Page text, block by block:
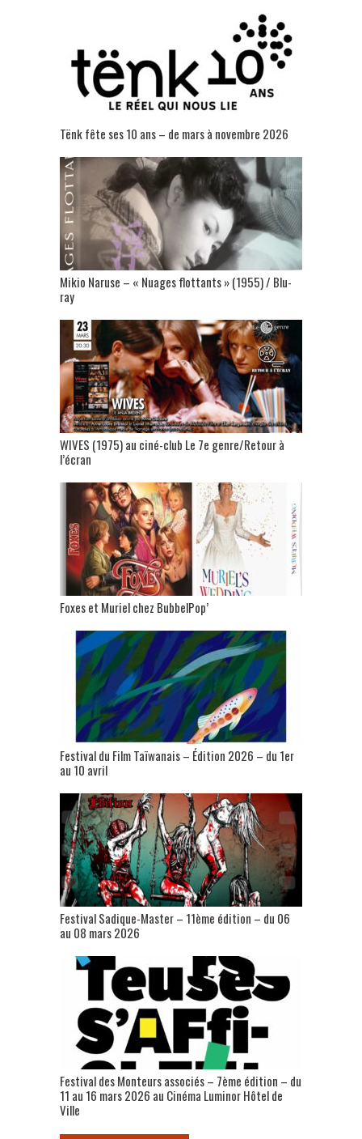
Tënk fête ses 10 ans – de mars à novembre 2026
Mikio Naruse – « Nuages flottants » (1955) / Blu-
ray
WIVES (1975) au ciné-club Le 7e genre/Retour à
l’écran
Foxes et Muriel chez BubbelPop’
Festival du Film Taïwanais – Édition 2026 – du 1er
au 10 avril
Festival Sadique-Master – 11ème édition – du 06
au 08 mars 2026
Festival des Monteurs associés – 7ème édition – du
11 au 16 mars 2026 au Cinéma Luminor Hôtel de
Ville